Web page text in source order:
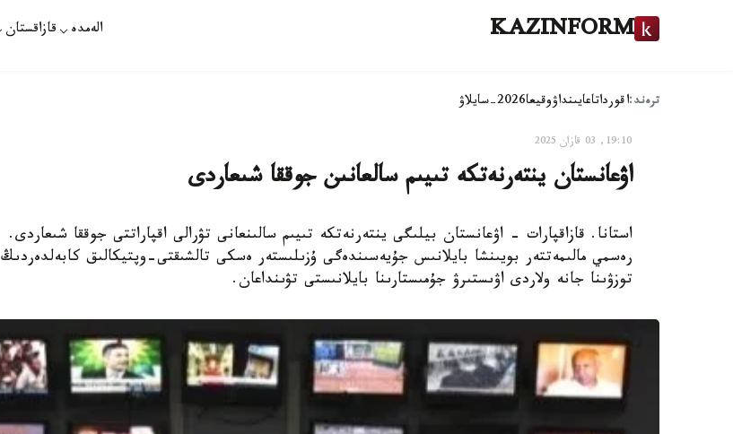
KAZINFORM الەمدە قازاقستان
ترەند:اقورداتاعايىنداۋوقيعا2026-سايلاۋ
19:10, 03 قازان 2025
اۋعانستان ينتەرنەتكە تىيىم سالعانىن جوققا شىعاردى
استانا. قازاقپارات - اۋعانستان بيلىگى ينتەرنەتكە تىيىم سالىنعانى تۋرالى اقپاراتتى جوققا شىعاردى.
رەسمي مالىمەتتەر بويىنشا بايلانىس جۇيەسىندەگى ۇزىلىستەر ەسكى تالشىقتى-وپتيكالىق كابەلدەردىڭ
توزۋىنا جانە ولاردى اۋىستىرۋ جۇمىستارىنا بايلانىستى تۋىنداعان.